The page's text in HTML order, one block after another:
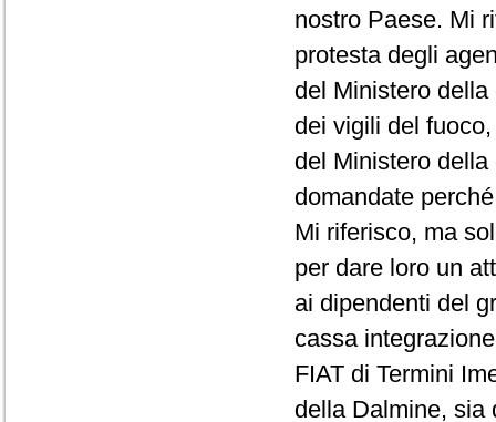
nostro Paese. Mi
protesta degli
del Ministero
dei vigili del
del Ministero
domandate
Mi riferisco, ma
per dare loro un
ai dipendenti del
cassa
FIAT di Termini
della Dalmine, sia